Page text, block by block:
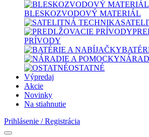
BLESKOZVODOVÝ MATERIÁL
PRÍVODY
OSTATNÉ
Výpredaj
Akcie
Novinky
Na stiahnutie
Prihlásenie / Registrácia